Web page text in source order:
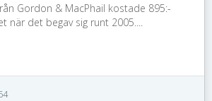
Gordon & MacPhail kostade 895:-
när det begav sig runt 2005....